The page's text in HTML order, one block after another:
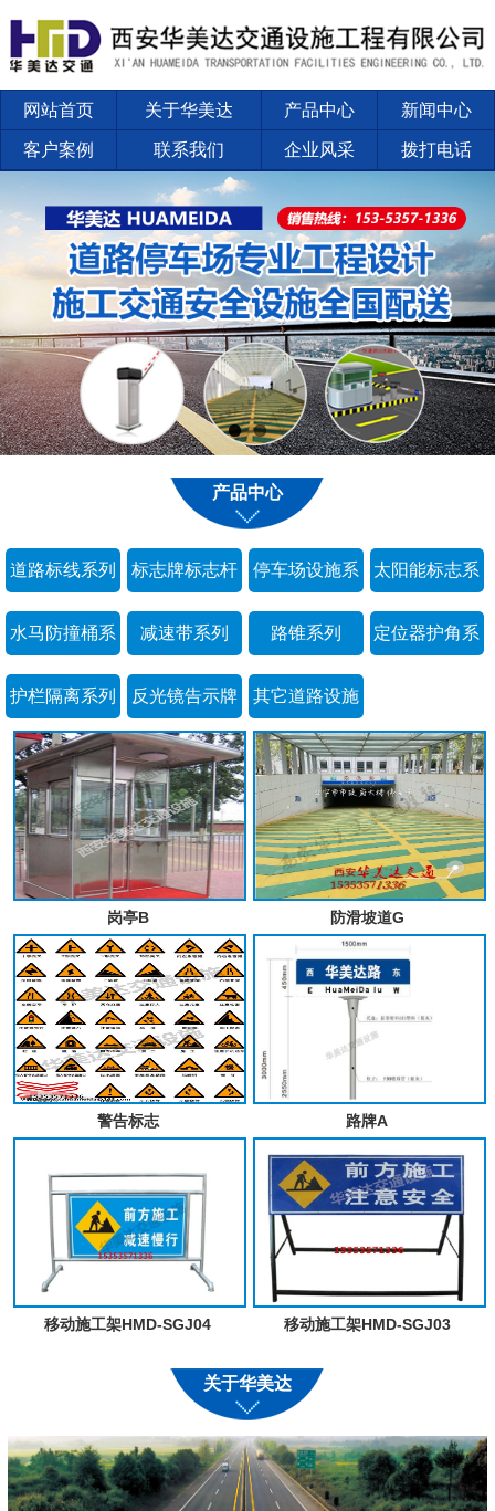
网站首页 关于华美达 产品中心 新闻中心
客户案例 联系我们 企业风采 拨打电话
产品中心
道路标线系列 标志牌标志杆
系列
停车场设施系
列
太阳能标志系
列
水马防撞桶系
列
减速带系列 路锥系列 定位器护角系
护栏隔离系列
反光镜告示牌
系列
其它道路设施
系列
岗亭B 防滑坡道G
警告标志 路牌A
移动施工架HMD-SGJ04 移动施工架HMD-SGJ03
关于华美达